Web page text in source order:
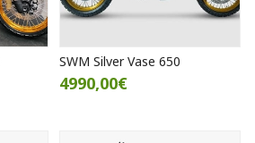
SWM Silver Vase 650
4990,00€